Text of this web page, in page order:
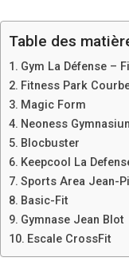
Table des
Gym La Défense –
Fitness Park
Magic Form
Neoness
Blocbuster
Keepcool La
Sports Area Jean-
Basic-Fit
Gymnase Jean Blot
Escale CrossFit